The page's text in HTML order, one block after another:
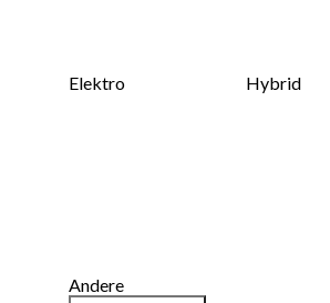
Elektro Hybrid
Andere